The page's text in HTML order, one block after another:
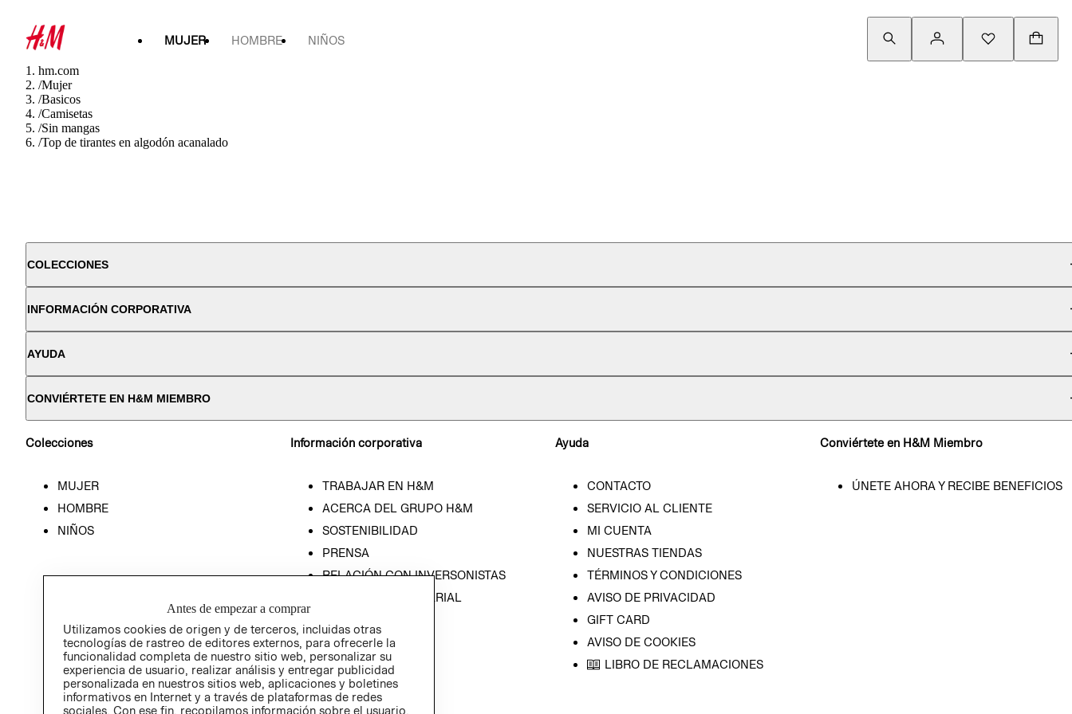
MUJER HOMBRE NIÑOS
hm.com
/Mujer
/Basicos
/Camisetas
/Sin mangas
/Top de tirantes en algodón acanalado
COLECCIONES
INFORMACIÓN CORPORATIVA
AYUDA
CONVIÉRTETE EN H&M MIEMBRO
Colecciones
MUJER
HOMBRE
NIÑOS
Información corporativa
TRABAJAR EN H&M
ACERCA DEL GRUPO H&M
SOSTENIBILIDAD
PRENSA
RELACIÓN CON INVERSONISTAS
POLÍTICA EMPRESARIAL
Ayuda
CONTACTO
SERVICIO AL CLIENTE
MI CUENTA
NUESTRAS TIENDAS
TÉRMINOS Y CONDICIONES
AVISO DE PRIVACIDAD
GIFT CARD
AVISO DE COOKIES
LIBRO DE RECLAMACIONES
Conviértete en H&M Miembro
ÚNETE AHORA Y RECIBE BENEFICIOS
Antes de empezar a comprar
Utilizamos cookies de origen y de terceros, incluidas otras
tecnologías de rastreo de editores externos, para ofrecerle la
funcionalidad completa de nuestro sitio web, personalizar su
experiencia de usuario, realizar análisis y entregar publicidad
personalizada en nuestros sitios web, aplicaciones y boletines
informativos en Internet y a través de plataformas de redes
sociales. Con ese fin, recopilamos información sobre el usuario,